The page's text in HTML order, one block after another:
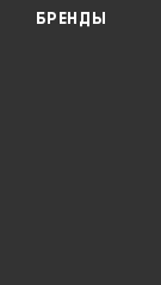
БРЕНДЫ